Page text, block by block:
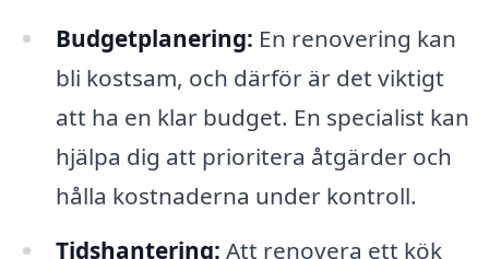
Budgetplanering: En renovering kan
bli kostsam, och därför är det viktigt
att ha en klar budget. En specialist kan
hjälpa dig att prioritera åtgärder och
hålla kostnaderna under kontroll.
Tidshantering: Att renovera ett kök